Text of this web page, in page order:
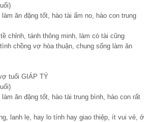
ăn đặng tốt, hào tài ấm no, hào con trung
chỉnh, tánh thông minh, làm có tài cũng
chồng vợ hòa thuận, chung sống làm ăn
tuổi GIÁP TÝ
ăn đặng tốt, hào tài trung bình, hào con rất
lanh lẹ, hay lo tính hay giao thiệp, ít vui vẻ, ở